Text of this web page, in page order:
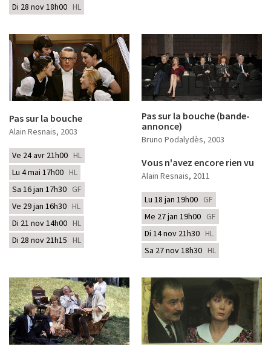
Di 28 nov 18h00 HL
Pas sur la bouche
Alain Resnais, 2003
Ve 24 avr 21h00 HL
Lu 4 mai 17h00 HL
Sa 16 jan 17h30 GF
Ve 29 jan 16h30 HL
Di 21 nov 14h00 HL
Di 28 nov 21h15 HL
Pas sur la bouche (bande-
annonce)
Bruno Podalydès, 2003
Vous n'avez encore rien vu
Alain Resnais, 2011
Lu 18 jan 19h00 GF
Me 27 jan 19h00 GF
Di 14 nov 21h30 HL
Sa 27 nov 18h30 HL